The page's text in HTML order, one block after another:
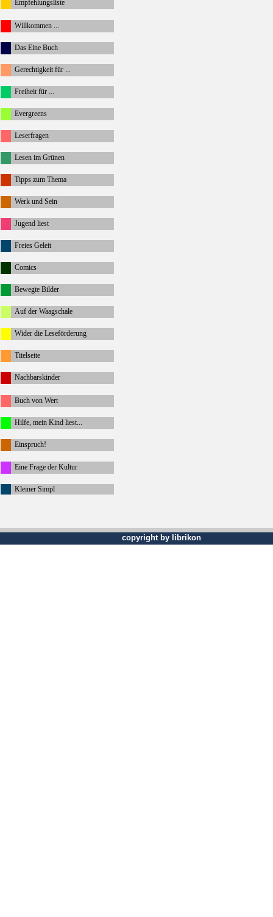
Empfehlungsliste
Willkommen ...
Das Eine Buch
Gerechtigkeit für ...
Freiheit für ...
Evergreens
Leserfragen
Lesen im Grünen
Tipps zum Thema
Werk und Sein
Jugend liest
Freies Geleit
Comics
Bewegte Bilder
Auf der Waagschale
Wider die Leseförderung
Titelseite
Nachbarskinder
Buch von Wert
Hilfe, mein Kind liest...
Einspruch!
Eine Frage der Kultur
Kleiner Simpl
copyright by librikon